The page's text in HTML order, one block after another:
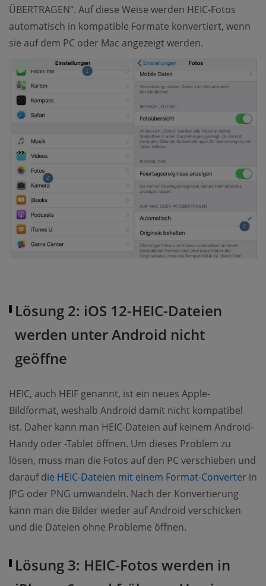
ÜBERTRAGEN". Auf diese Weise werden HEIC-Fotos
automatisch in kompatible Formate konvertiert, wenn
sie auf dem PC oder Mac angezeigt werden.
Lösung 2: iOS 12-HEIC-Dateien
werden unter Android nicht
geöffne
HEIC, auch HEIF genannt, ist ein neues Apple-
Bildformat, weshalb Android damit nicht kompatibel
ist. Daher kann man HEIC-Dateien auf keinem Android-
Handy oder -Tablet öffnen. Um dieses Problem zu
lösen, muss man die Fotos auf den PC verschieben und
daraufdie HEIC-Dateien mit einem Format-Converter in
JPG oder PNG umwandeln. Nach der Konvertierung
kann man die Bilder wieder auf Android verschicken
und die Dateien ohne Probleme öffnen.
Lösung 3: HEIC-Fotos werden in